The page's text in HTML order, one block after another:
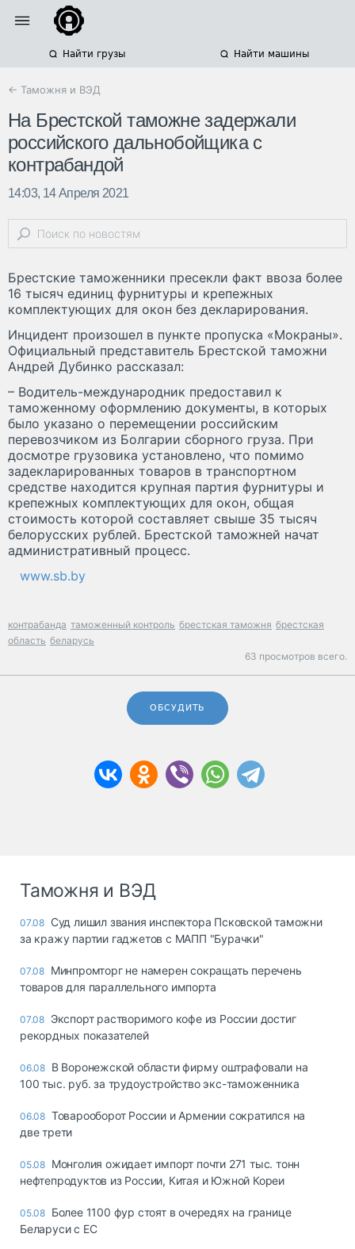
Найти грузы Найти машины
← Таможня и ВЭД
На Брестской таможне задержали
российского дальнобойщика с
контрабандой
14:03, 14 Апреля 2021
Брестские таможенники пресекли факт ввоза более
16 тысяч единиц фурнитуры и крепежных
комплектующих для окон без декларирования.
Инцидент произошел в пункте пропуска «Мокраны».
Официальный представитель Брестской таможни
Андрей Дубинко рассказал:
– Водитель-международник предоставил к
таможенному оформлению документы, в которых
было указано о перемещении российским
перевозчиком из Болгарии сборного груза. При
досмотре грузовика установлено, что помимо
задекларированных товаров в транспортном
средстве находится крупная партия фурнитуры и
крепежных комплектующих для окон, общая
стоимость которой составляет свыше 35 тысяч
белорусских рублей. Брестской таможней начат
административный процесс.
www.sb.by
контрабанда таможенный контроль брестская таможня брестская
область беларусь
63 просмотров всего.
ОБСУДИТЬ
Таможня и ВЭД
07.08 Суд лишил звания инспектора Псковской таможни
за кражу партии гаджетов с МАПП "Бурачки"
07.08 Минпромторг не намерен сокращать перечень
товаров для параллельного импорта
07.08 Экспорт растворимого кофе из России достиг
рекордных показателей
06.08 В Воронежской области фирму оштрафовали на
100 тыс. руб. за трудоустройство экс-таможенника
06.08 Товарооборот России и Армении сократился на
две трети
05.08 Монголия ожидает импорт почти 271 тыс. тонн
нефтепродуктов из России, Китая и Южной Кореи
05.08 Более 1100 фур стоят в очередях на границе
Беларуси с ЕС